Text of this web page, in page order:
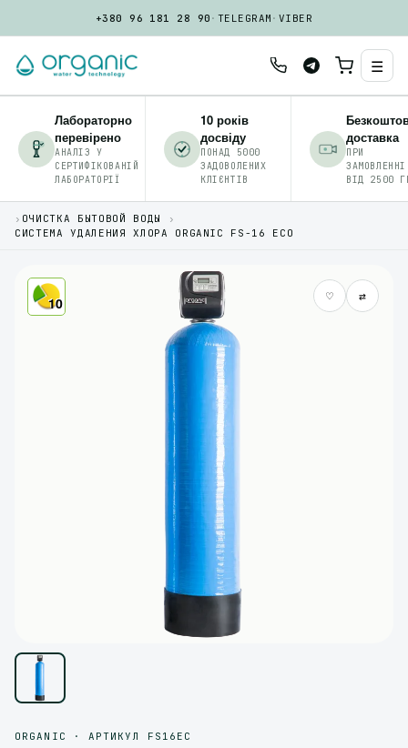
+380 96 181 28 90 · TELEGRAM · VIBER
☰
Лабораторно
перевірено
АНАЛІЗ У
СЕРТИФІКОВАНІЙ
ЛАБОРАТОРІЇ
10 років
досвіду
ПОНАД 5000
ЗАДОВОЛЕНИХ
КЛІЄНТІВ
доставка
ПРИ
ЗАМОВЛЕННІ
ВІД 2500
› ОЧИСТКА БЫТОВОЙ ВОДЫ
›
СИСТЕМА УДАЛЕНИЯ ХЛОРА ORGANIC FS-16 ECO
♡ ⇄
10
ORGANIC · АРТИКУЛ FS16EC